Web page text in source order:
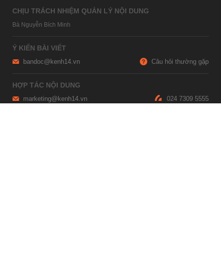
CHỊU TRÁCH NHIỆM QUẢN LÝ NỘI DUNG
Bà Nguyễn Bích Minh
Ý KIẾN BÀI VIẾT
bandoc@kenh14.vn Câu hỏi thường gặp
HỢP TÁC NỘI DUNG
marketing@kenh14.vn 024 7309 5555